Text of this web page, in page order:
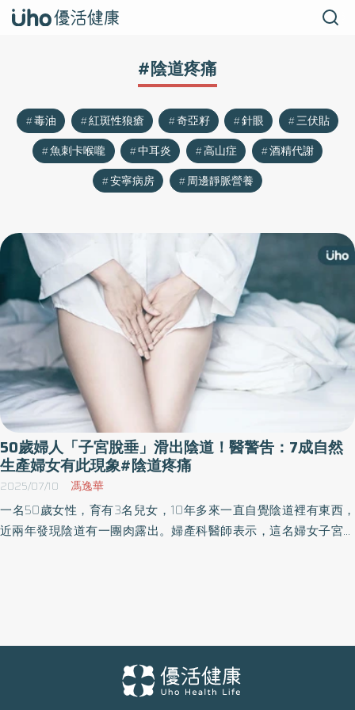
#陰道疼痛
毒油 紅斑性狼瘡 奇亞籽 針眼
三伏貼
魚刺卡喉嚨
中耳炎 高山症
酒精代謝
安寧病房
周邊靜脈營養
50歲婦人「子宮脫垂」滑出陰道！醫警吿：7成自然
生產婦女有此現象#陰道疼痛
2025/07/10 馮逸華
一名50歲女性，育有3名兒女，10年多來一直自覺陰道裡有東西，
近兩年發現陰道有一團肉露出。婦產科醫師表示，這名婦女子宮完